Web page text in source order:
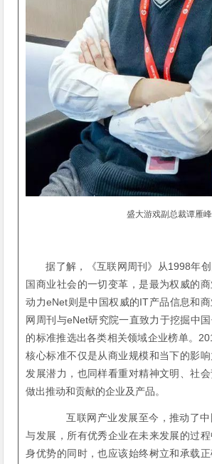
盛大游戏副总裁谭雁峰
据了解，《互联网周刊》从1998年
国商业社会的一切变革，是最为权威的
动力eNet则是中国权威的IT产品信息和
网周刊与eNet研究院一直致力于挖掘中
的标准推选出各类相关领域企业榜单。
核心标准不仅是从商业规模和当下的影
发展潜力，也同样看重对精神文明、社
做出推动和贡献的企业及产品。
互联网产业发展至今，推动了中
与发展，所有优秀企业在未来发展的过
身优势的同时，也应该始终树立和承载